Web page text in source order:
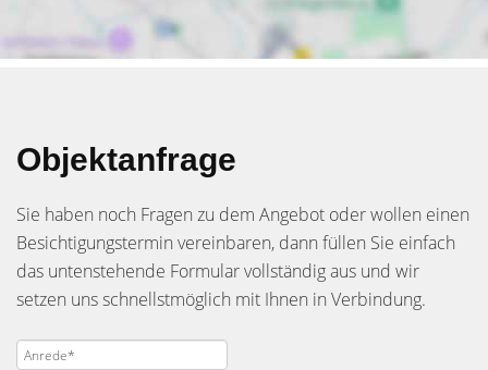
Objektanfrage
Sie haben noch Fragen zu dem Angebot oder wollen einen
Besichtigungstermin vereinbaren, dann füllen Sie einfach
das untenstehende Formular vollständig aus und wir
setzen uns schnellstmöglich mit Ihnen in Verbindung.